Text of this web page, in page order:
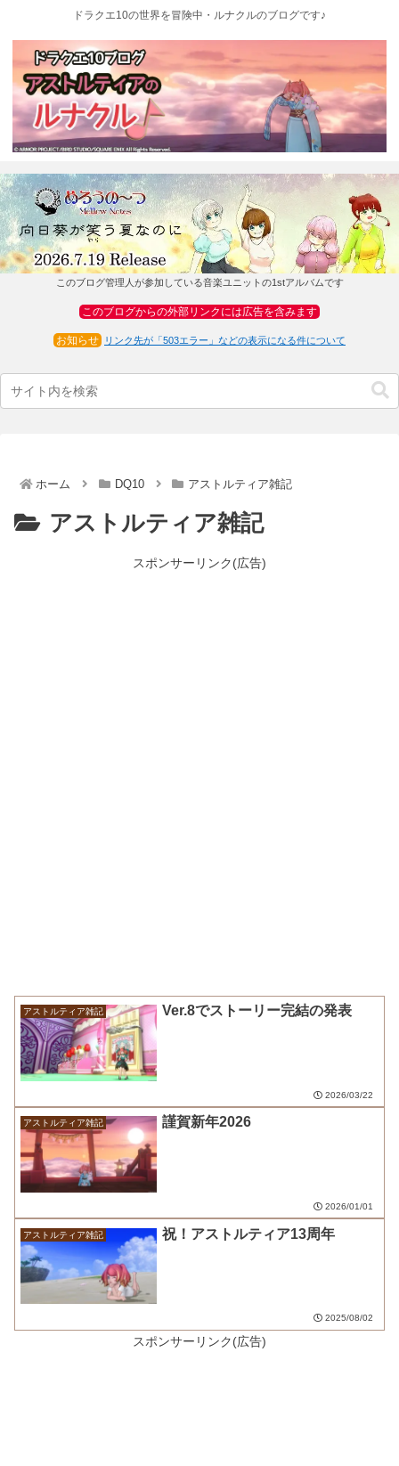
ドラクエ10の世界を冒険中・ルナクルのブログです♪
このブログ管理人が参加している音楽ユニットの1stアルバムです
このブログからの外部リンクには広告を含みます
お知らせ リンク先が「503エラー」などの表示になる件について
ホーム DQ10 アストルティア雑記
アストルティア雑記
スポンサーリンク(広告)
アストルティア雑記 Ver.8でストーリー完結の発表
2026/03/22
アストルティア雑記 謹賀新年2026
2026/01/01
アストルティア雑記 祝！アストルティア13周年
2025/08/02
スポンサーリンク(広告)